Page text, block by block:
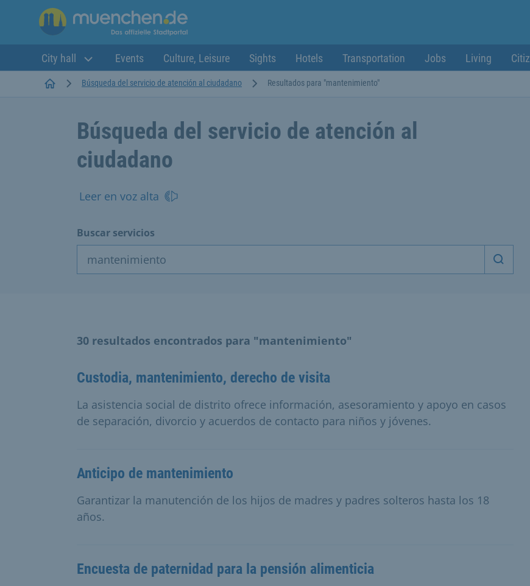
City hall Events Culture, Leisure Sights Hotels Transportation Jobs Living
StartseiteBúsqueda del servicio de atención al ciudadano Resultados para "mantenimiento"
Búsqueda del servicio de atención al
ciudadano
Leer en voz alta
Buscar servicios
Iniciar
30 resultados encontrados para "mantenimiento"
Custodia, mantenimiento, derecho de visita
La asistencia social de distrito ofrece información, asesoramiento y apoyo en casos
de separación, divorcio y acuerdos de contacto para niños y jóvenes.
Anticipo de mantenimiento
Garantizar la manutención de los hijos de madres y padres solteros hasta los 18
años.
Encuesta de paternidad para la pensión alimenticia